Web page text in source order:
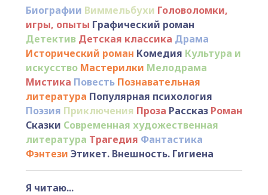
Биографии Виммельбухи Головоломки,
игры, опыты Графический роман
Детектив Детская классика Драма
Исторический роман Комедия Культура и
искусство Мастерилки Мелодрама
Мистика Повесть Познавательная
литература Популярная психология
Поэзия Приключения Проза Рассказ Роман
Сказки Современная художественная
литература Трагедия Фантастика
Фэнтези Этикет. Внешность. Гигиена
Я читаю...